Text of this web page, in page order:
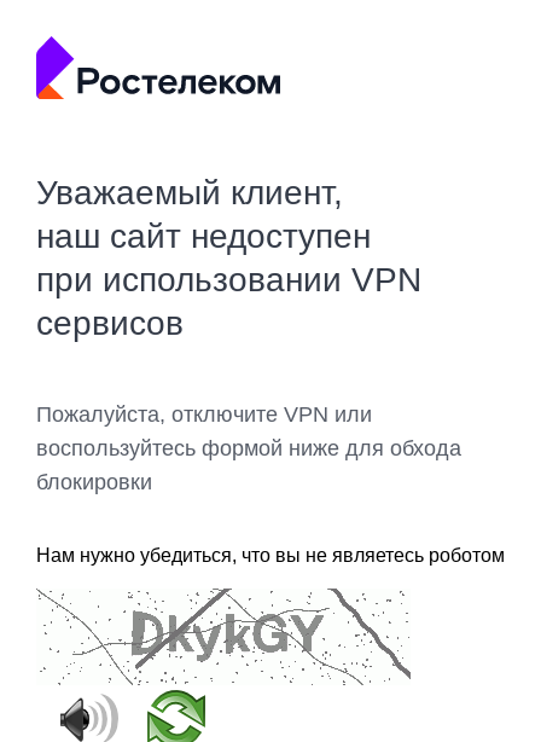
Уважаемый клиент,
наш сайт недоступен
при использовании VPN
сервисов
Пожалуйста, отключите VPN или
воспользуйтесь формой ниже для обхода
блокировки
Нам нужно убедиться, что вы не являетесь роботом